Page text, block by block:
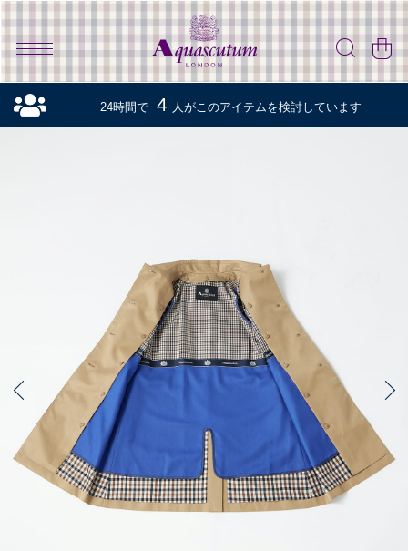
24時間で 4 人がこのアイテムを検討しています